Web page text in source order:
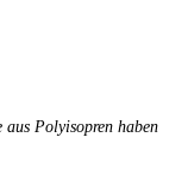
Polyisopren haben